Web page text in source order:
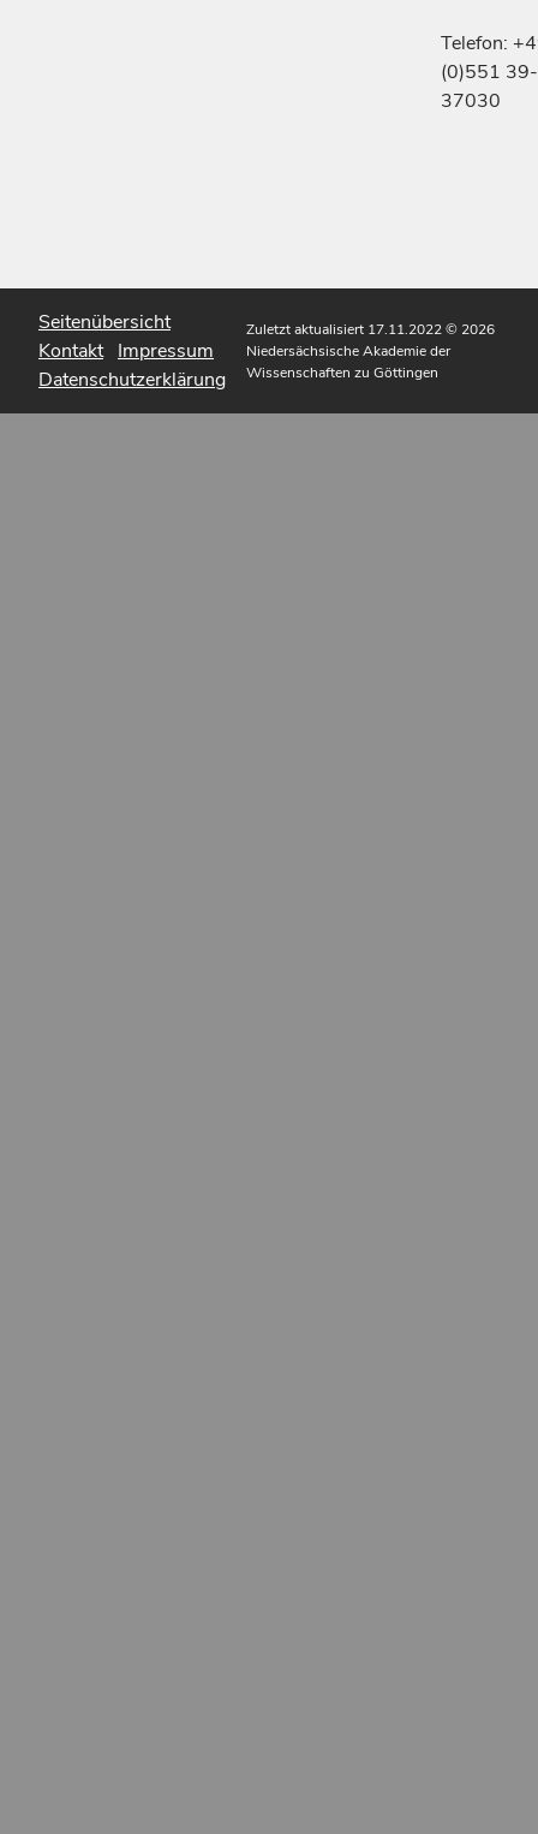
Telefon:
(0)551 39-
37030
Seitenübersicht
Kontakt Impressum
Datenschutzerklärung
Zuletzt aktualisiert 17.11.2022© 2026
Niedersächsische Akademie der
Wissenschaften zu Göttingen